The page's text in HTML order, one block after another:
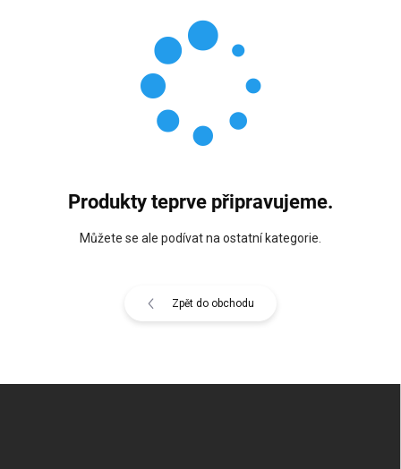
Produkty teprve připravujeme.
Můžete se ale podívat na ostatní kategorie.
Zpět do obchodu